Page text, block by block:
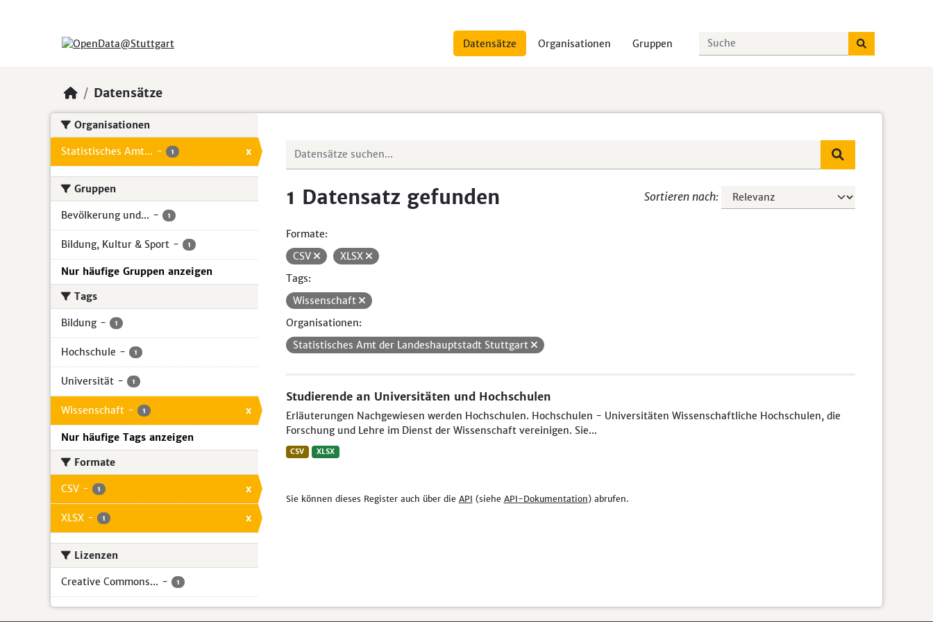
Datensätze Organisationen Gruppen
Datensätze
Organisationen
Statistisches Amt... - 1 x
Gruppen
Bevölkerung und... - 1
Bildung, Kultur & Sport - 1
Nur häufige Gruppen anzeigen
Tags
Bildung - 1
Hochschule - 1
Universität - 1
Wissenschaft - 1 x
Nur häufige Tags anzeigen
Formate
CSV - 1 x
XLSX - 1 x
Lizenzen
Creative Commons... - 1
Sortieren nach
1 Datensatz gefunden
Formate:
CSV
XLSX
Tags:
Wissenschaft
Organisationen:
Statistisches Amt der Landeshauptstadt Stuttgart
Studierende an Universitäten und Hochschulen
Erläuterungen Nachgewiesen werden Hochschulen. Hochschulen - Universitäten Wissenschaftliche Hochschulen, die
Forschung und Lehre im Dienst der Wissenschaft vereinigen. Sie...
CSV XLSX
Sie können dieses Register auch über die API (siehe API-Dokumentation) abrufen.